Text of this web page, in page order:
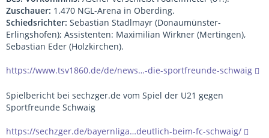
Zuschauer: 1.470 NGL-Arena in Oberding.
Schiedsrichter: Sebastian Stadlmayr (Donaumünster-
Erlingshofen); Assistenten: Maximilian Wirkner (Mertingen),
Sebastian Eder (Holzkirchen).
https://www.tsv1860.de/de/news…-die-sportfreunde-schwaig
Spielbericht bei sechzger.de vom Spiel der U21 gegen
Sportfreunde Schwaig
https://sechzger.de/bayernliga…deutlich-beim-fc-schwaig/